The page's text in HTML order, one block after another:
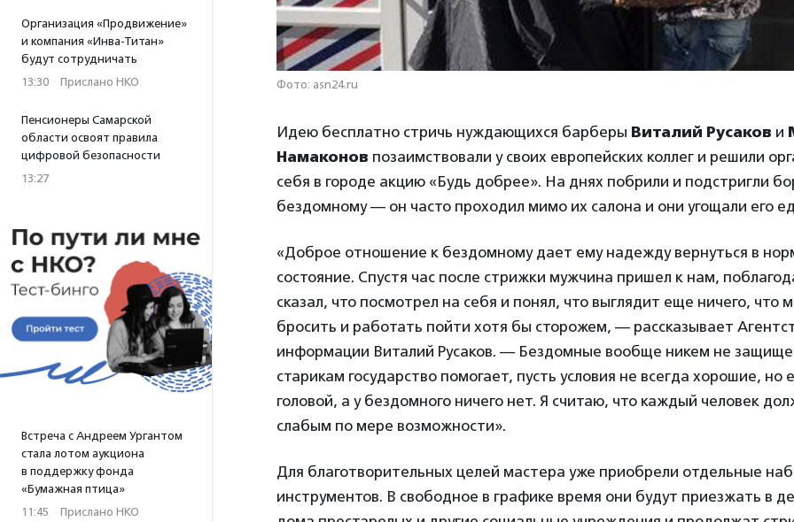
Организация «Продвижение»
и компания «Инва-Титан»
будут сотрудничать
13:30 · Прислано НКО
Пенсионеры Самарской
области освоят правила
цифровой безопасности
13:27
Встреча с Андреем Ургантом
стала лотом аукциона
в поддержку фонда
«Бумажная птица»
11:45 · Прислано НКО
Фото: asn24.ru
Идею бесплатно стричь нуждающихся барберы Виталий Русаков и
Намаконов позаимствовали у своих европейских коллег и решили
себя в городе акцию «Будь добрее». На днях побрили и подстригли
бездомному — он часто проходил мимо их салона и они угощали его
«Доброе отношение к бездомному дает ему надежду вернуться в
состояние. Спустя час после стрижки мужчина пришел к нам,
сказал, что посмотрел на себя и понял, что выглядит еще ничего, что
бросить и работать пойти хотя бы сторожем, — рассказывает
информации Виталий Русаков. — Бездомные вообще никем не
старикам государство помогает, пусть условия не всегда хорошие, но
головой, а у бездомного ничего нет. Я считаю, что каждый человек
слабым по мере возможности».
Для благотворительных целей мастера уже приобрели отдельные
инструментов. В свободное в графике время они будут приезжать в